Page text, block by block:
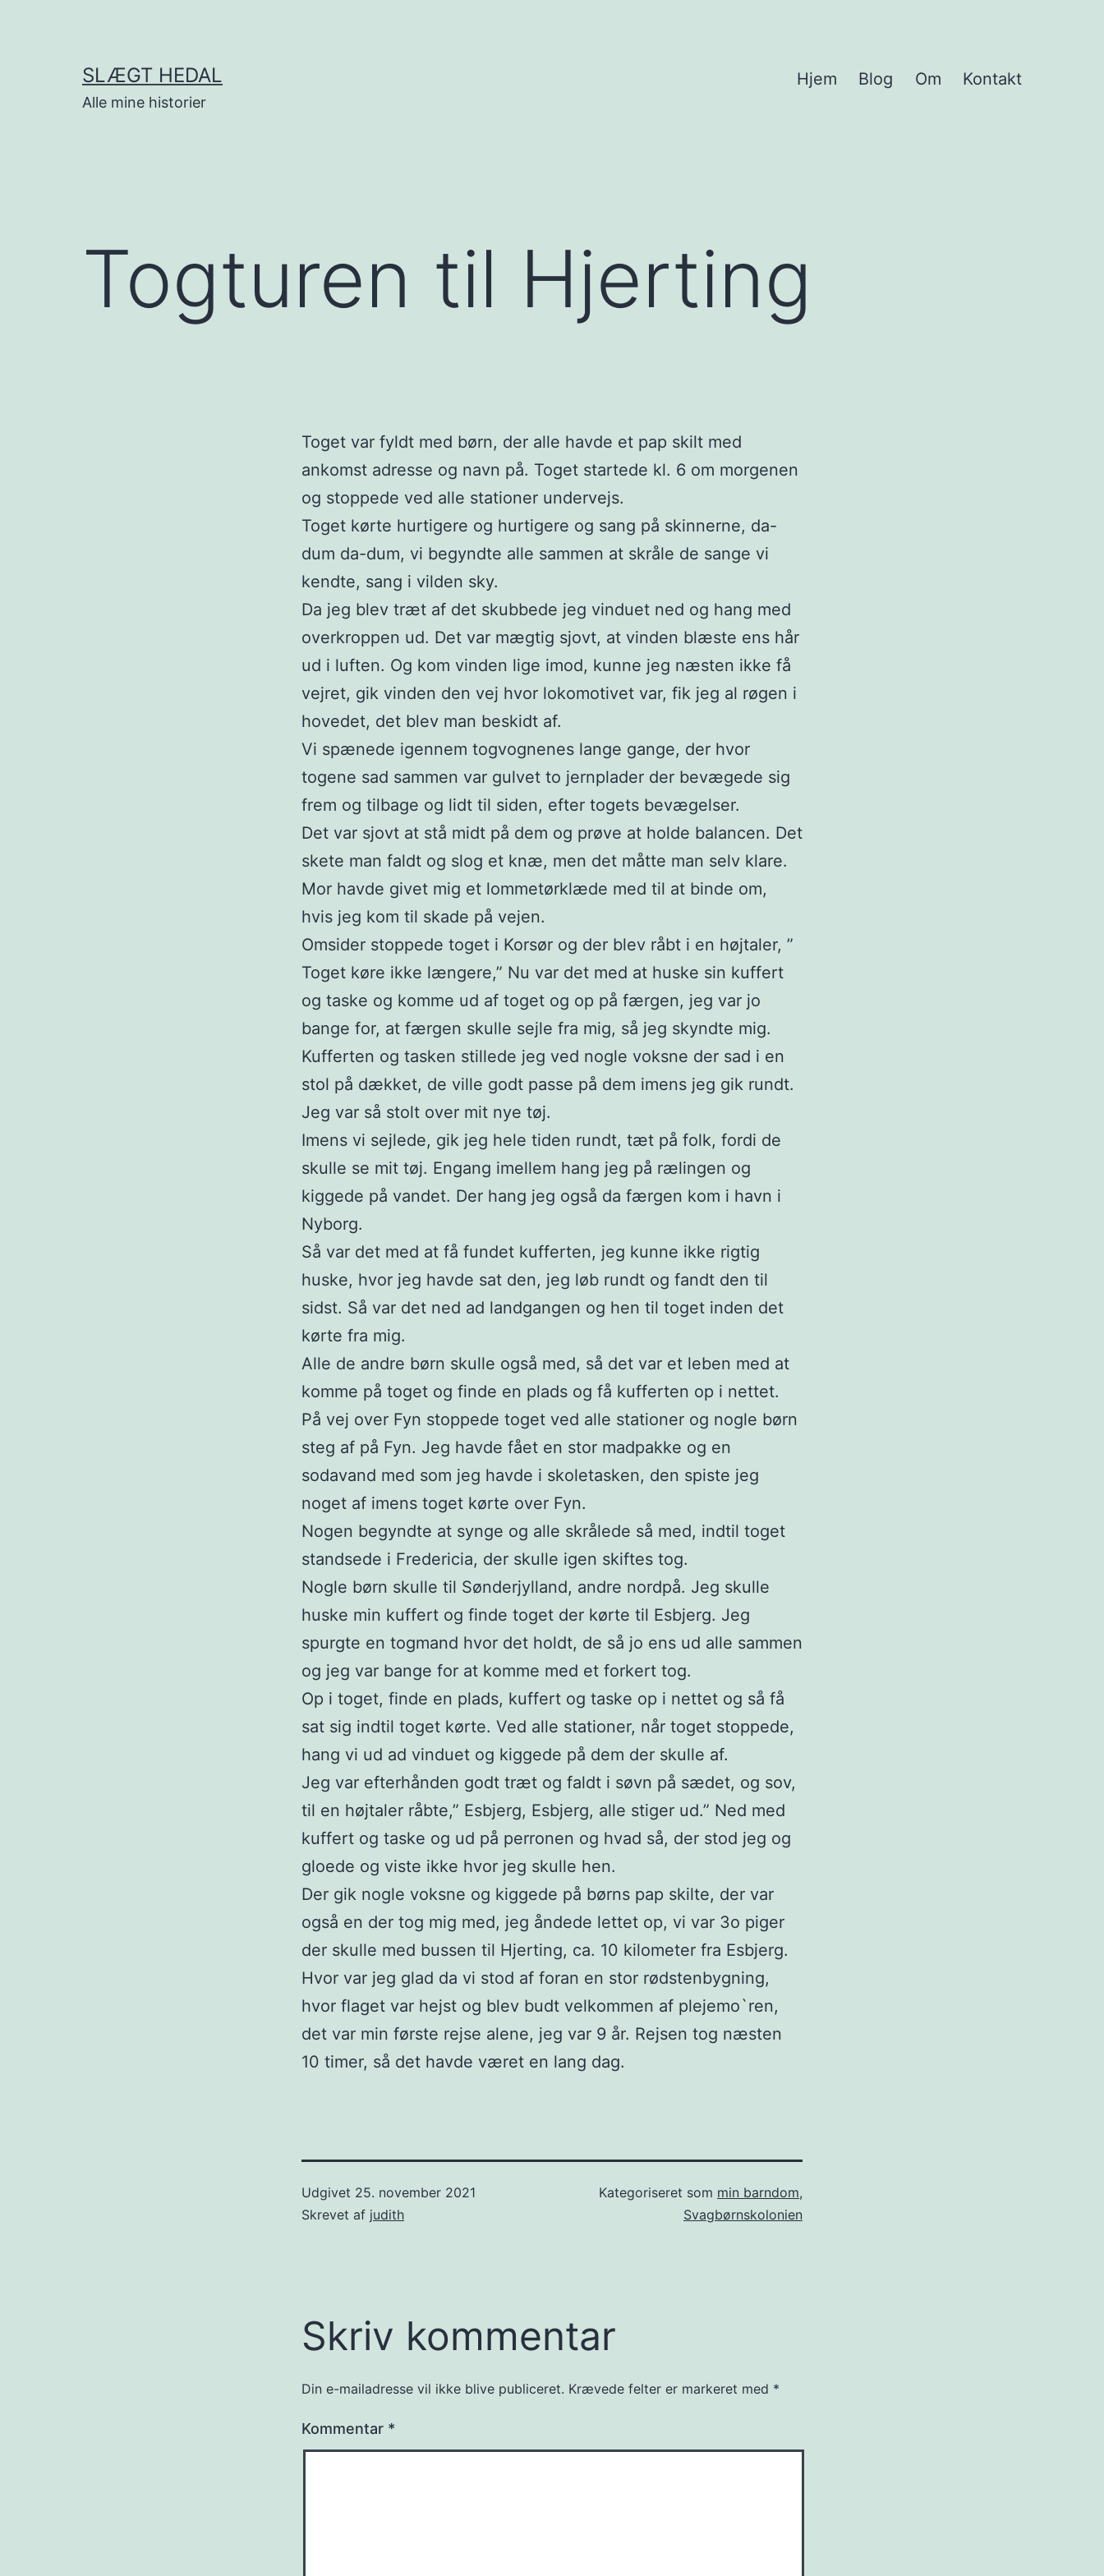
SLÆGT HEDAL
Alle mine historier
Hjem Blog Om Kontakt
Togturen til Hjerting
Toget var fyldt med børn, der alle havde et pap skilt med
ankomst adresse og navn på. Toget startede kl. 6 om morgenen
og stoppede ved alle stationer undervejs.
Toget kørte hurtigere og hurtigere og sang på skinnerne, da-
dum da-dum, vi begyndte alle sammen at skråle de sange vi
kendte, sang i vilden sky.
Da jeg blev træt af det skubbede jeg vinduet ned og hang med
overkroppen ud. Det var mægtig sjovt, at vinden blæste ens hår
ud i luften. Og kom vinden lige imod, kunne jeg næsten ikke få
vejret, gik vinden den vej hvor lokomotivet var, fik jeg al røgen i
hovedet, det blev man beskidt af.
Vi spænede igennem togvognenes lange gange, der hvor
togene sad sammen var gulvet to jernplader der bevægede sig
frem og tilbage og lidt til siden, efter togets bevægelser.
Det var sjovt at stå midt på dem og prøve at holde balancen. Det
skete man faldt og slog et knæ, men det måtte man selv klare.
Mor havde givet mig et lommetørklæde med til at binde om,
hvis jeg kom til skade på vejen.
Omsider stoppede toget i Korsør og der blev råbt i en højtaler, ”
Toget køre ikke længere,” Nu var det med at huske sin kuffert
og taske og komme ud af toget og op på færgen, jeg var jo
bange for, at færgen skulle sejle fra mig, så jeg skyndte mig.
Kufferten og tasken stillede jeg ved nogle voksne der sad i en
stol på dækket, de ville godt passe på dem imens jeg gik rundt.
Jeg var så stolt over mit nye tøj.
Imens vi sejlede, gik jeg hele tiden rundt, tæt på folk, fordi de
skulle se mit tøj. Engang imellem hang jeg på rælingen og
kiggede på vandet. Der hang jeg også da færgen kom i havn i
Nyborg.
Så var det med at få fundet kufferten, jeg kunne ikke rigtig
huske, hvor jeg havde sat den, jeg løb rundt og fandt den til
sidst. Så var det ned ad landgangen og hen til toget inden det
kørte fra mig.
Alle de andre børn skulle også med, så det var et leben med at
komme på toget og finde en plads og få kufferten op i nettet.
På vej over Fyn stoppede toget ved alle stationer og nogle børn
steg af på Fyn. Jeg havde fået en stor madpakke og en
sodavand med som jeg havde i skoletasken, den spiste jeg
noget af imens toget kørte over Fyn.
Nogen begyndte at synge og alle skrålede så med, indtil toget
standsede i Fredericia, der skulle igen skiftes tog.
Nogle børn skulle til Sønderjylland, andre nordpå. Jeg skulle
huske min kuffert og finde toget der kørte til Esbjerg. Jeg
spurgte en togmand hvor det holdt, de så jo ens ud alle sammen
og jeg var bange for at komme med et forkert tog.
Op i toget, finde en plads, kuffert og taske op i nettet og så få
sat sig indtil toget kørte. Ved alle stationer, når toget stoppede,
hang vi ud ad vinduet og kiggede på dem der skulle af.
Jeg var efterhånden godt træt og faldt i søvn på sædet, og sov,
til en højtaler råbte,” Esbjerg, Esbjerg, alle stiger ud.” Ned med
kuffert og taske og ud på perronen og hvad så, der stod jeg og
gloede og viste ikke hvor jeg skulle hen.
Der gik nogle voksne og kiggede på børns pap skilte, der var
også en der tog mig med, jeg åndede lettet op, vi var 3o piger
der skulle med bussen til Hjerting, ca. 10 kilometer fra Esbjerg.
Hvor var jeg glad da vi stod af foran en stor rødstenbygning,
hvor flaget var hejst og blev budt velkommen af plejemo`ren,
det var min første rejse alene, jeg var 9 år. Rejsen tog næsten
10 timer, så det havde været en lang dag.
Udgivet 25. november 2021
Skrevet af judith
Kategoriseret som min barndom,
Svagbørnskolonien
Skriv kommentar
Din e-mailadresse vil ikke blive publiceret. Krævede felter er markeret med *
Kommentar *